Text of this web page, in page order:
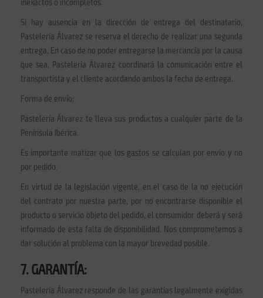
Si hay ausencia en la dirección de entrega del destinatario,
Pastelería Álvarez se reserva el derecho de realizar una segunda
entrega. En caso de no poder entregarse la mercancía por la causa
que sea, Pastelería Álvarez coordinará la comunicación entre el
transportista y el cliente acordando ambos la fecha de entrega.
Forma de envío:
Pastelería Álvarez te lleva sus productos a cualquier parte de la
Península Ibérica.
Es importante matizar que los gastos se calculan por envío y no
por pedido.
En virtud de la legislación vigente, en el caso de la no ejecución
del contrato por nuestra parte, por no encontrarse disponible el
producto o servicio objeto del pedido, el consumidor deberá y será
informado de esta falta de disponibilidad. Nos comprometemos a
dar solución al problema con la mayor brevedad posible.
7. GARANTÍA:
Pastelería Álvarez responde de las garantías legalmente exigidas